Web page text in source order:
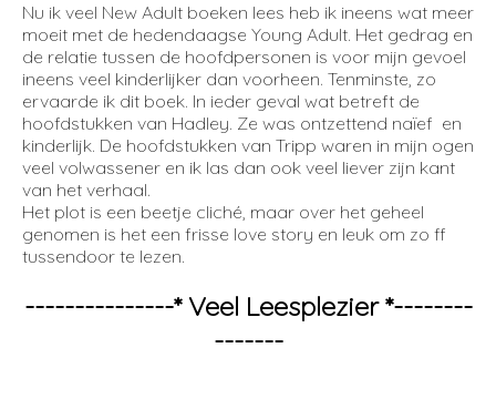
Nu ik veel New Adult boeken lees heb ik ineens wat meer
moeit met de hedendaagse Young Adult. Het gedrag en
de relatie tussen de hoofdpersonen is voor mijn gevoel
ineens veel kinderlijker dan voorheen. Tenminste, zo
ervaarde ik dit boek. In ieder geval wat betreft de
hoofdstukken van Hadley. Ze was ontzettend naïef en
kinderlijk. De hoofdstukken van Tripp waren in mijn ogen
veel volwassener en ik las dan ook veel liever zijn kant
van het verhaal.
Het plot is een beetje cliché, maar over het geheel
genomen is het een frisse love story en leuk om zo ff
tussendoor te lezen.
---------------* Veel Leesplezier *--------
-------